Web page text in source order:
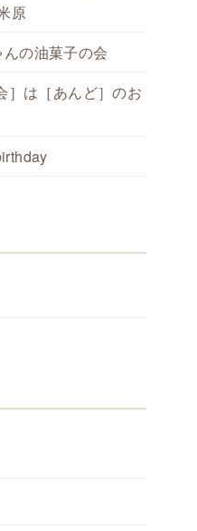
原
んの油菓子の会
］は［あんど］のお